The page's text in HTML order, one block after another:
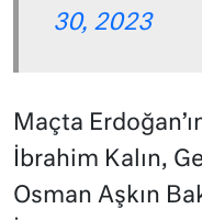
30, 2023
Maçta
İbrahim Kalın,
Osman Aşkın